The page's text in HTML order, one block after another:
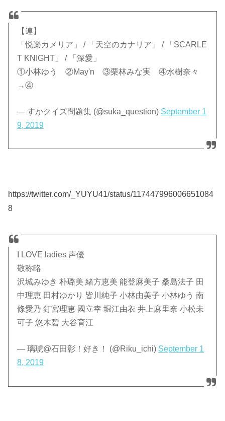
【連】
「悦楽カメリア」 / 「天空のカナリア」 / 「SCARLE
T KNIGHT」 / 「深愛」
①小林ゆう ②May'n ③栗林みな実 ④水樹奈々
→④
— すかクイズ問題集 (@suka_question) September 1
9, 2019
https://twitter.com/_YUYU41/status/117447996006651084
8
I LOVE ladies 声優
敬称略
沢城みゆき 朴璐美 緒方恵美 能登麻美子 桑島法子 田
中理恵 田村ゆかり 皆川純子 小林由美子 小林ゆう 南
條愛乃 釘宮理恵 國立幸 堀江由衣 井上麻里奈 小松未
可子 悠木碧 大谷育江
— 璃琥@石田彰！好き！ (@Riku_ichi) September 1
8, 2019